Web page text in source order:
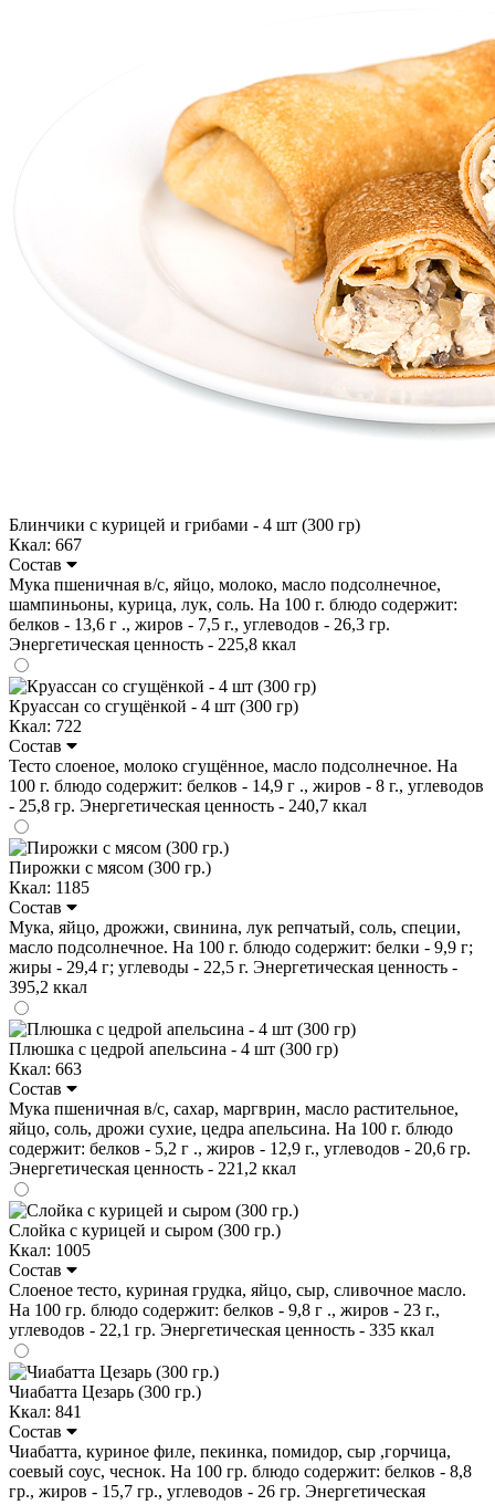
Блинчики с курицей и грибами - 4 шт (300 гр)
Ккал: 667
Состав
Мука пшеничная в/с, яйцо, молоко, масло подсолнечное,
шампиньоны, курица, лук, соль. На 100 г. блюдо содержит:
белков - 13,6 г ., жиров - 7,5 г., углеводов - 26,3 гр.
Энергетическая ценность - 225,8 ккал
Круассан со сгущёнкой - 4 шт (300 гр)
Ккал: 722
Состав
Тесто слоеное, молоко сгущённое, масло подсолнечное. На
100 г. блюдо содержит: белков - 14,9 г ., жиров - 8 г., углеводов
- 25,8 гр. Энергетическая ценность - 240,7 ккал
Пирожки с мясом (300 гр.)
Ккал: 1185
Состав
Мука, яйцо, дрожжи, свинина, лук репчатый, соль, специи,
масло подсолнечное. На 100 г. блюдо содержит: белки - 9,9 г;
жиры - 29,4 г; углеводы - 22,5 г. Энергетическая ценность -
395,2 ккал
Плюшка с цедрой апельсина - 4 шт (300 гр)
Ккал: 663
Состав
Мука пшеничная в/с, сахар, маргврин, масло растительное,
яйцо, соль, дрожи сухие, цедра апельсина. На 100 г. блюдо
содержит: белков - 5,2 г ., жиров - 12,9 г., углеводов - 20,6 гр.
Энергетическая ценность - 221,2 ккал
Слойка с курицей и сыром (300 гр.)
Ккал: 1005
Состав
Слоеное тесто, куриная грудка, яйцо, сыр, сливочное масло.
На 100 гр. блюдо содержит: белков - 9,8 г ., жиров - 23 г.,
углеводов - 22,1 гр. Энергетическая ценность - 335 ккал
Чиабатта Цезарь (300 гр.)
Ккал: 841
Состав
Чиабатта, куриное филе, пекинка, помидор, сыр ,горчица,
соевый соус, чеснок. На 100 гр. блюдо содержит: белков - 8,8
гр., жиров - 15,7 гр., углеводов - 26 гр. Энергетическая